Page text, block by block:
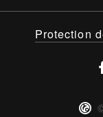
Protection